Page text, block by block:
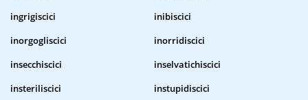
ingrigiscici
inibiscici
inorgogliscici
inorridiscici
insecchiscici
inselvatichiscici
insteriliscici
instupidiscici